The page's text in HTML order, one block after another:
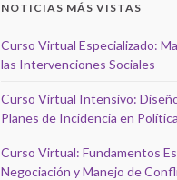
NOTICIAS MÁS VISTAS
Curso Virtual Especializado:
las Intervenciones Sociales
Curso Virtual Intensivo:
Planes de Incidencia en
Curso Virtual: Fundamentos
Negociación y Manejo de